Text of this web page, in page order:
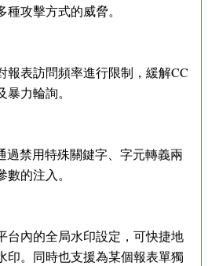
攻擊方式的威脅。
報表訪問頻率進行限制，緩解CC
力輪詢。
過禁用特殊關鍵字、字元轉義兩
的注入。
台內的全局水印設定，可快捷地
印。同時也支援為某個報表單獨